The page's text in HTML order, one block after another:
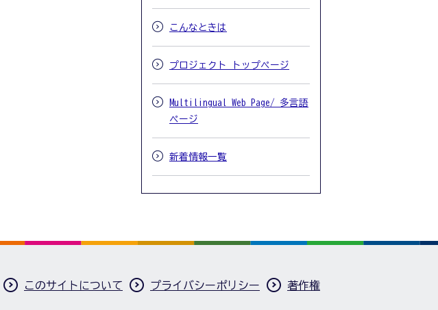
こんなときは
プロジェクト トップページ
Multilingual Web Page/ 多言語
ページ
新着情報一覧
このサイトについて プライバシーポリシー 著作権